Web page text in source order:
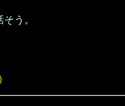
う。
）